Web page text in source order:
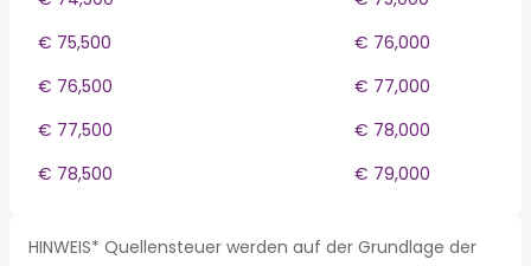
€ 75,500
€ 76,000
€ 76,500
€ 77,000
€ 77,500
€ 78,000
€ 78,500
€ 79,000
HINWEIS* Quellensteuer werden auf der Grundlage der